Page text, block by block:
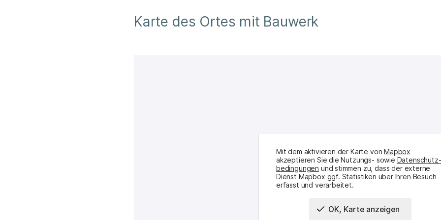
Karte des Ortes mit Bauwerk
Mit dem aktivieren der Karte vonMapbox
akzeptieren Sie die Nutzungs- sowie Daten­schutz­
bedingungen und stimmen zu, dass der externe
Dienst Mapbox ggf. Statistiken über Ihren Besuch
erfasst und verarbeitet.
OK, Karte anzeigen